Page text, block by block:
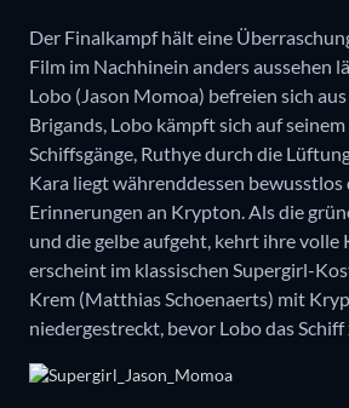
Der Finalkampf hält eine
Film im Nachhinein anders aussehen
Lobo (Jason Momoa) befreien sich
Brigands, Lobo kämpft sich auf
Schiffsgänge, Ruthye durch die
Kara liegt währenddessen
Erinnerungen an Krypton. Als die
und die gelbe aufgeht, kehrt ihre volle
erscheint im klassischen Supergirl-
Krem (Matthias Schoenaerts) mit
niedergestreckt, bevor Lobo das